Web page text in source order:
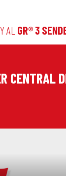
AL GR® 3
CENTRAL